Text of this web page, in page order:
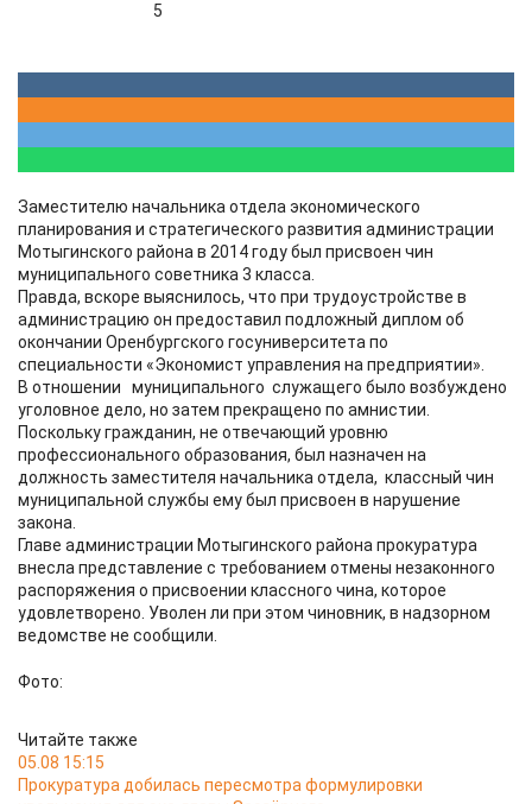
5
Заместителю начальника отдела экономического
планирования и стратегического развития администрации
Мотыгинского района в 2014 году был присвоен чин
муниципального советника 3 класса.
Правда, вскоре выяснилось, что при трудоустройстве в
администрацию он предоставил подложный диплом об
окончании Оренбургского госуниверситета по
специальности «Экономист управления на предприятии».
В отношении муниципального служащего было возбуждено
уголовное дело, но затем прекращено по амнистии.
Поскольку гражданин, не отвечающий уровню
профессионального образования, был назначен на
должность заместителя начальника отдела, классный чин
муниципальной службы ему был присвоен в нарушение
закона.
Главе администрации Мотыгинского района прокуратура
внесла представление с требованием отмены незаконного
распоряжения о присвоении классного чина, которое
удовлетворено. Уволен ли при этом чиновник, в надзорном
ведомстве не сообщили.
Фото:
Читайте также
05.08 15:15
Прокуратура добилась пересмотра формулировки